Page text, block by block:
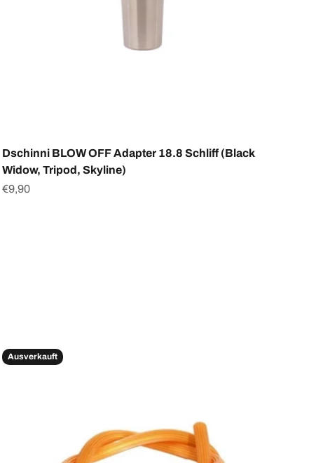
Dschinni BLOW OFF Adapter 18.8 Schliff (Black
Widow, Tripod, Skyline)
Angebot
€9,90
Ausverkauft